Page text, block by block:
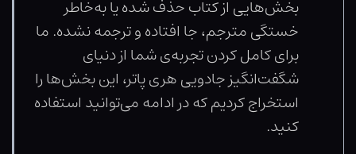
بخش‌هایی از کتاب حذف شده یا به‌خاطر
خستگی مترجم، جا افتاده و ترجمه نشده. ما
برای کامل کردن تجربه‌ی شما از دنیای
شگفت‌انگیز جادویی هری پاتر، این بخش‌ها را
استخراج کردیم که در ادامه می‌توانید استفاده
کنید.